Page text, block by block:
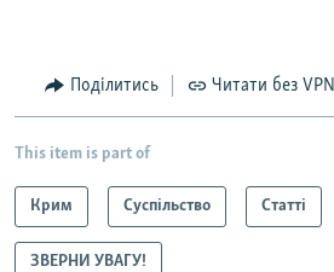
Поділитись Читати без VPN
This item is part of
Крим Суспільство Статті
ЗВЕРНИ УВАГУ!